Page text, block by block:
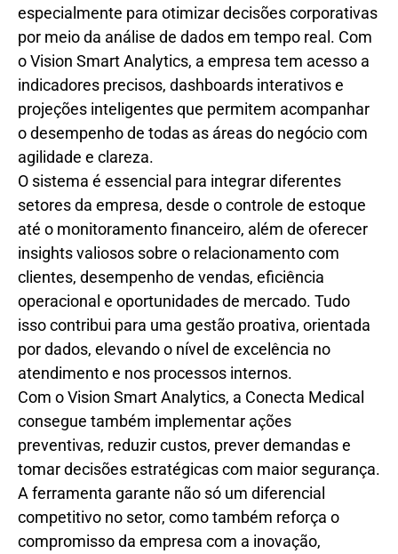
especialmente para otimizar decisões corporativas
por meio da análise de dados em tempo real. Com
o Vision Smart Analytics, a empresa tem acesso a
indicadores precisos, dashboards interativos e
projeções inteligentes que permitem acompanhar
o desempenho de todas as áreas do negócio com
agilidade e clareza.
O sistema é essencial para integrar diferentes
setores da empresa, desde o controle de estoque
até o monitoramento financeiro, além de oferecer
insights valiosos sobre o relacionamento com
clientes, desempenho de vendas, eficiência
operacional e oportunidades de mercado. Tudo
isso contribui para uma gestão proativa, orientada
por dados, elevando o nível de excelência no
atendimento e nos processos internos.
Com o Vision Smart Analytics, a Conecta Medical
consegue também implementar ações
preventivas, reduzir custos, prever demandas e
tomar decisões estratégicas com maior segurança.
A ferramenta garante não só um diferencial
competitivo no setor, como também reforça o
compromisso da empresa com a inovação,